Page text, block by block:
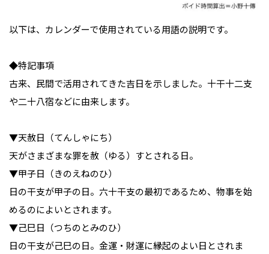
以下は、カレンダーで使用されている用語の説明です。
◆特記事項
古来、民間で活用されてきた吉日を示しました。十干十二支
や二十八宿などに由来します。
▼天赦日（てんしゃにち）
天がさまざまな罪を赦（ゆる）すとされる日。
▼甲子日（きのえねのひ）
日の干支が甲子の日。六十干支の最初であるため、物事を始
めるのによいとされます。
▼己巳日（つちのとみのひ）
日の干支が己巳の日。金運・財運に縁起のよい日とされま